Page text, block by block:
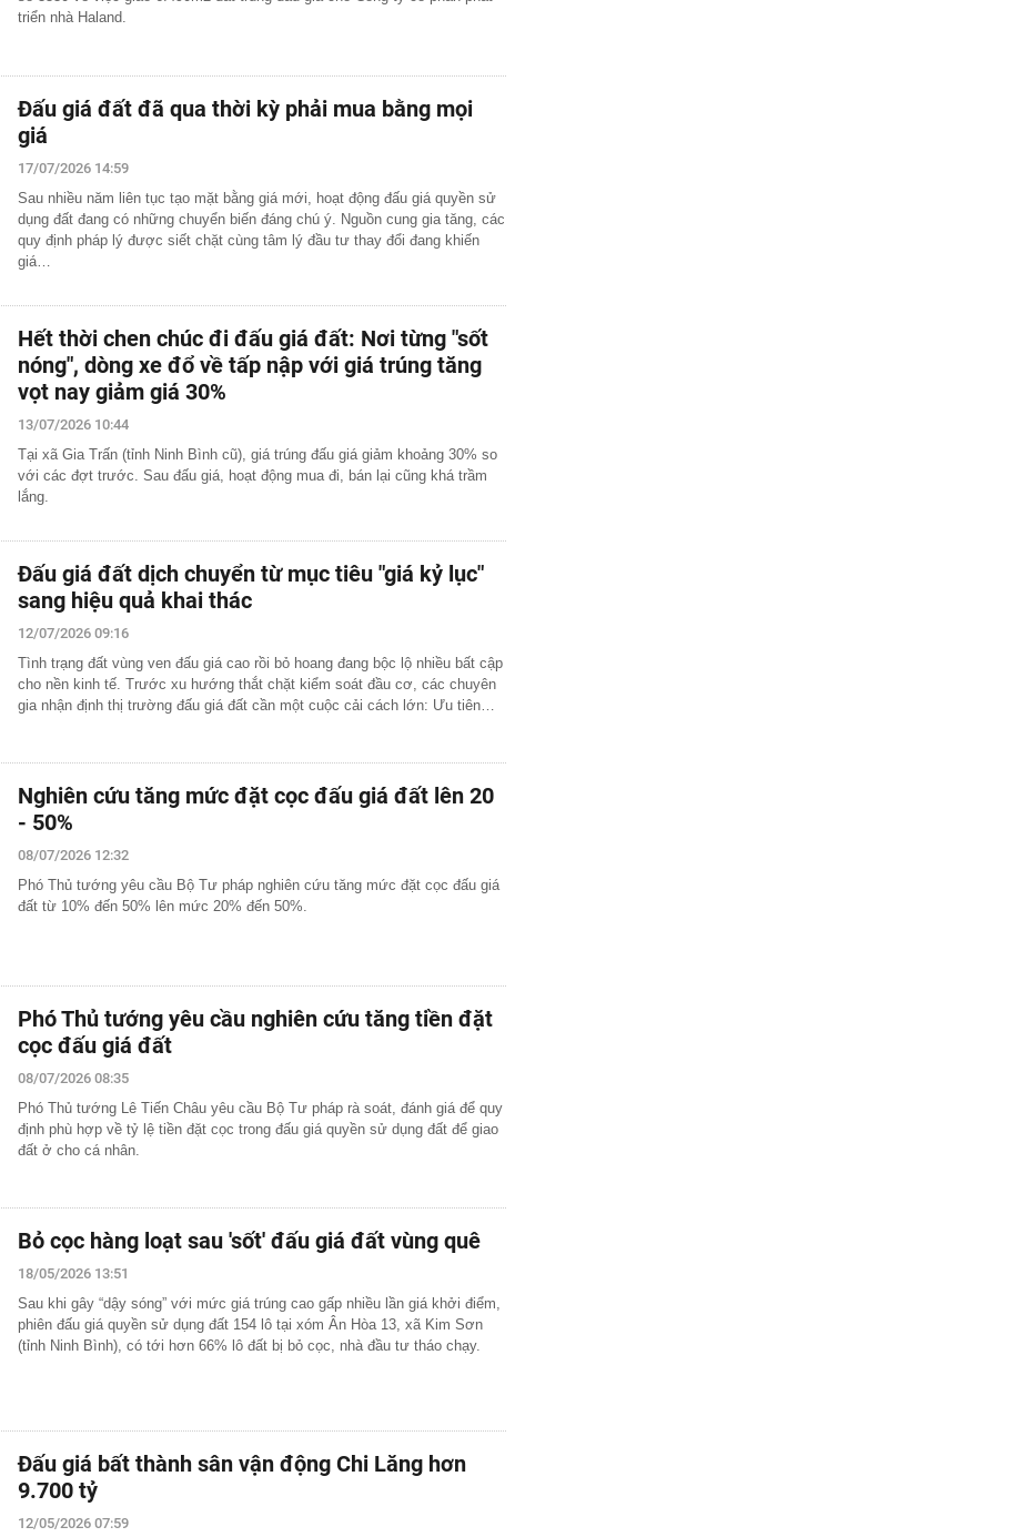
triển nhà Haland.
Đấu giá đất đã qua thời kỳ phải mua bằng mọi
giá
17/07/2026 14:59
Sau nhiều năm liên tục tạo mặt bằng giá mới, hoạt động đấu giá quyền sử
dụng đất đang có những chuyển biến đáng chú ý. Nguồn cung gia tăng, các
quy định pháp lý được siết chặt cùng tâm lý đầu tư thay đổi đang khiến
giá…
Hết thời chen chúc đi đấu giá đất: Nơi từng "sốt
nóng", dòng xe đổ về tấp nập với giá trúng tăng
vọt nay giảm giá 30%
13/07/2026 10:44
Tại xã Gia Trấn (tỉnh Ninh Bình cũ), giá trúng đấu giá giảm khoảng 30% so
với các đợt trước. Sau đấu giá, hoạt động mua đi, bán lại cũng khá trầm
lắng.
Đấu giá đất dịch chuyển từ mục tiêu "giá kỷ lục"
sang hiệu quả khai thác
12/07/2026 09:16
Tình trạng đất vùng ven đấu giá cao rồi bỏ hoang đang bộc lộ nhiều bất cập
cho nền kinh tế. Trước xu hướng thắt chặt kiểm soát đầu cơ, các chuyên
gia nhận định thị trường đấu giá đất cần một cuộc cải cách lớn: Ưu tiên…
Nghiên cứu tăng mức đặt cọc đấu giá đất lên 20
- 50%
08/07/2026 12:32
Phó Thủ tướng yêu cầu Bộ Tư pháp nghiên cứu tăng mức đặt cọc đấu giá
đất từ 10% đến 50% lên mức 20% đến 50%.
Phó Thủ tướng yêu cầu nghiên cứu tăng tiền đặt
cọc đấu giá đất
08/07/2026 08:35
Phó Thủ tướng Lê Tiến Châu yêu cầu Bộ Tư pháp rà soát, đánh giá để quy
định phù hợp về tỷ lệ tiền đặt cọc trong đấu giá quyền sử dụng đất để giao
đất ở cho cá nhân.
Bỏ cọc hàng loạt sau 'sốt' đấu giá đất vùng quê
18/05/2026 13:51
Sau khi gây “dậy sóng” với mức giá trúng cao gấp nhiều lần giá khởi điểm,
phiên đấu giá quyền sử dụng đất 154 lô tại xóm Ân Hòa 13, xã Kim Sơn
(tỉnh Ninh Bình), có tới hơn 66% lô đất bị bỏ cọc, nhà đầu tư tháo chạy.
Đấu giá bất thành sân vận động Chi Lăng hơn
9.700 tỷ
12/05/2026 07:59